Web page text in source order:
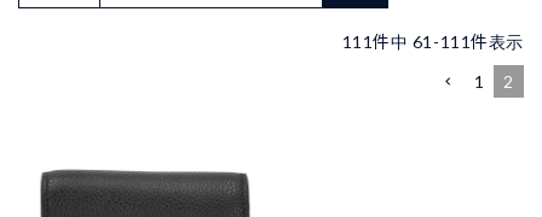
111件中 61 -111件表示
1
2